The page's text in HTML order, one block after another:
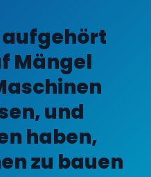
Mängel
und
haben,
zu bauen